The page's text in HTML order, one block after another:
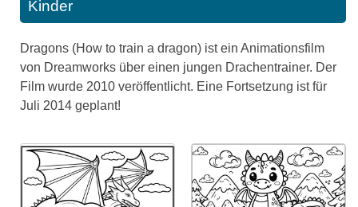
Kinder
Dragons (How to train a dragon) ist ein Animationsfilm
von Dreamworks über einen jungen Drachentrainer. Der
Film wurde 2010 veröffentlicht. Eine Fortsetzung ist für
Juli 2014 geplant!